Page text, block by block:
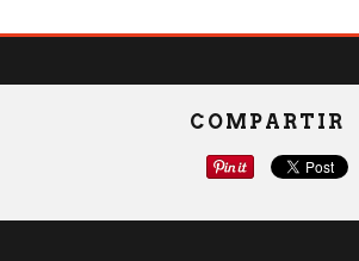
COMPARTIR